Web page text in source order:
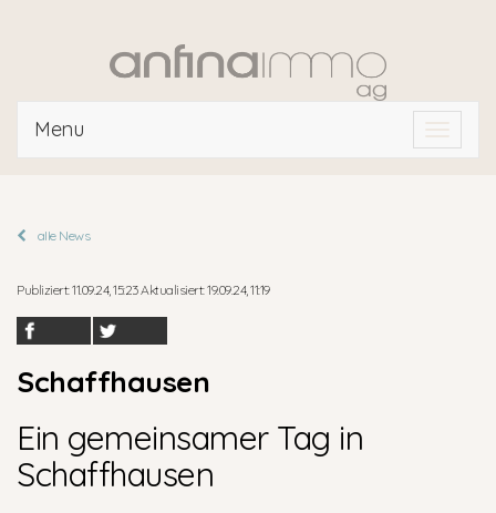
Menu
alle News
Publiziert: 11.09.24, 15:23 Aktualisiert: 19.09.24, 11:19
Schaffhausen
Ein gemeinsamer Tag in
Schaffhausen